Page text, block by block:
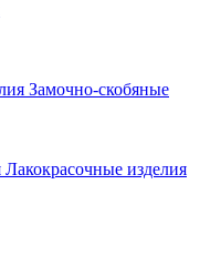
Замочно-скобяные
Лакокрасочные изделия